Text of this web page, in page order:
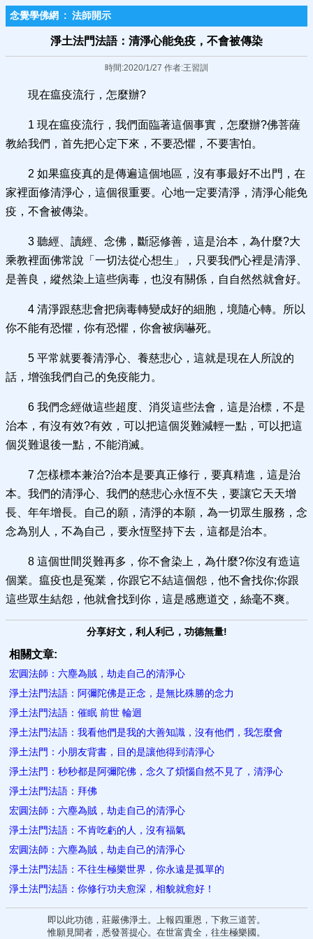
念覺學佛網 : 法師開示
淨土法門法語：清淨心能免疫，不會被傳染
時間:2020/1/27 作者:王習訓
現在瘟疫流行，怎麼辦?
1 現在瘟疫流行，我們面臨著這個事實，怎麼辦?佛菩薩
教給我們，首先把心定下來，不要恐懼，不要害怕。
2 如果瘟疫真的是傳遍這個地區，沒有事最好不出門，在
家裡面修清淨心，這個很重要。心地一定要清淨，清淨心能免
疫，不會被傳染。
3 聽經、讀經、念佛，斷惡修善，這是治本，為什麼?大
乘教裡面佛常說「一切法從心想生」，只要我們心裡是清淨、
是善良，縱然染上這些病毒，也沒有關係，自自然然就會好。
4 清淨跟慈悲會把病毒轉變成好的細胞，境隨心轉。所以
你不能有恐懼，你有恐懼，你會被病嚇死。
5 平常就要養清淨心、養慈悲心，這就是現在人所說的
話，增強我們自己的免疫能力。
6 我們念經做這些超度、消災這些法會，這是治標，不是
治本，有沒有效?有效，可以把這個災難減輕一點，可以把這
個災難退後一點，不能消滅。
7 怎樣標本兼治?治本是要真正修行，要真精進，這是治
本。我們的清淨心、我們的慈悲心永恆不失，要讓它天天增
長、年年增長。自己的願，清淨的本願，為一切眾生服務，念
念為別人，不為自己，要永恆堅持下去，這都是治本。
8 這個世間災難再多，你不會染上，為什麼?你沒有造這
個業。瘟疫也是冤業，你跟它不結這個怨，他不會找你;你跟
這些眾生結怨，他就會找到你，這是感應道交，絲毫不爽。
分享好文，利人利己，功德無量!
相關文章:
宏圓法師：六塵為賊，劫走自己的清淨心
淨土法門法語：阿彌陀佛是正念，是無比殊勝的念力
淨土法門法語：催眠 前世 輪迴
淨土法門法語：我看他們是我的大善知識，沒有他們，我怎麼會
淨土法門：小朋友背書，目的是讓他得到清淨心
淨土法門：秒秒都是阿彌陀佛，念久了煩惱自然不見了，清淨心
淨土法門法語：拜佛
宏圓法師：六塵為賊，劫走自己的清淨心
淨土法門法語：不肯吃虧的人，沒有福氣
宏圓法師：六塵為賊，劫走自己的清淨心
淨土法門法語：不往生極樂世界，你永遠是孤單的
淨土法門法語：你修行功夫愈深，相貌就愈好！
即以此功德，莊嚴佛淨土。上報四重恩，下救三道苦。
惟願見聞者，悉發菩提心。在世富貴全，往生極樂國。